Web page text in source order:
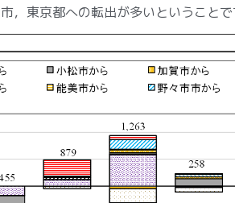
，東京都への転出が多いということで